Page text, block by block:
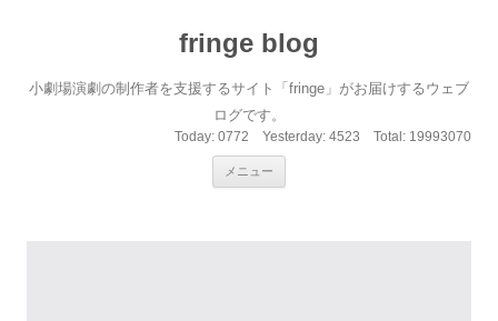
fringe blog
小劇場演劇の制作者を支援するサイト「fringe」がお届けするウェブ
ログです。
Today: 0772 Yesterday: 4523 Total: 19993070
メニュー